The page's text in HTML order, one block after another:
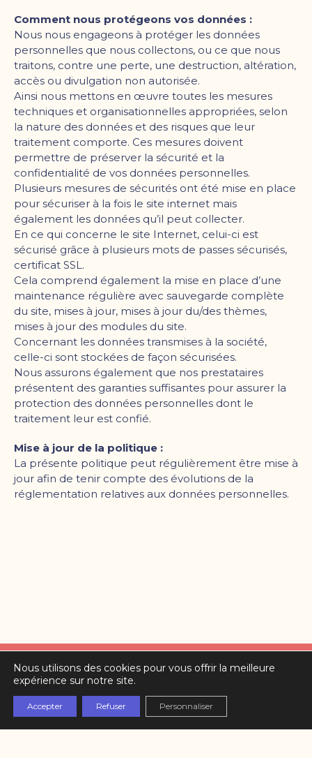
Comment nous protégeons vos données :
Nous nous engageons à protéger les données
personnelles que nous collectons, ou ce que nous
traitons, contre une perte, une destruction, altération,
accès ou divulgation non autorisée.
Ainsi nous mettons en œuvre toutes les mesures
techniques et organisationnelles appropriées, selon
la nature des données et des risques que leur
traitement comporte. Ces mesures doivent
permettre de préserver la sécurité et la
confidentialité de vos données personnelles.
Plusieurs mesures de sécurités ont été mise en place
pour sécuriser à la fois le site internet mais
également les données qu’il peut collecter.
En ce qui concerne le site Internet, celui-ci est
sécurisé grâce à plusieurs mots de passes sécurisés,
certificat SSL.
Cela comprend également la mise en place d’une
maintenance régulière avec sauvegarde complète
du site, mises à jour, mises à jour du/des thèmes,
mises à jour des modules du site.
Concernant les données transmises à la société,
celle-ci sont stockées de façon sécurisées.
Nous assurons également que nos prestataires
présentent des garanties suffisantes pour assurer la
protection des données personnelles dont le
traitement leur est confié.
Mise à jour de la politique :
La présente politique peut régulièrement être mise à
jour afin de tenir compte des évolutions de la
réglementation relatives aux données personnelles.
Partenaires
L’équipe
Contact
Nous utilisons des cookies pour vous offrir la meilleure
expérience sur notre site.
Accepter Refuser Personnaliser